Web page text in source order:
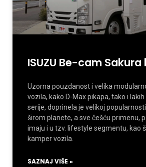
ISUZU Be-cam
Uzorna pouzdanost i velika
vozila, kako D-Max pikapa, tako i
serije, doprinela je velikoj
širom planete, a sve češću primenu,
imaju i u tzv. lifestyle segmentu, kao
kamper vozila.
SAZNAJ VIŠE »